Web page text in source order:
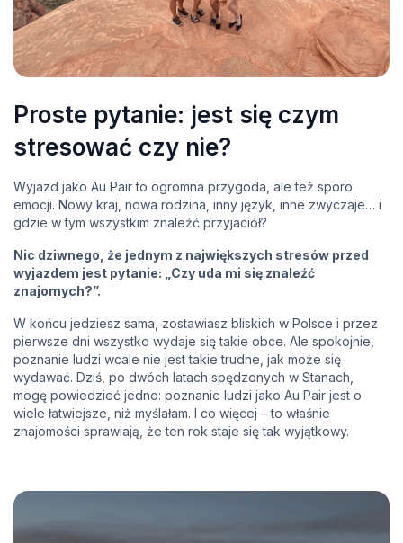
Proste pytanie: jest się czym
stresować czy nie?
Wyjazd jako Au Pair to ogromna przygoda, ale też sporo
emocji. Nowy kraj, nowa rodzina, inny język, inne zwyczaje… i
gdzie w tym wszystkim znaleźć przyjaciół?
Nic dziwnego, że jednym z największych stresów przed
wyjazdem jest pytanie: „Czy uda mi się znaleźć
znajomych?”.
W końcu jedziesz sama, zostawiasz bliskich w Polsce i przez
pierwsze dni wszystko wydaje się takie obce. Ale spokojnie,
poznanie ludzi wcale nie jest takie trudne, jak może się
wydawać. Dziś, po dwóch latach spędzonych w Stanach,
mogę powiedzieć jedno: poznanie ludzi jako Au Pair jest o
wiele łatwiejsze, niż myślałam. I co więcej – to właśnie
znajomości sprawiają, że ten rok staje się tak wyjątkowy.